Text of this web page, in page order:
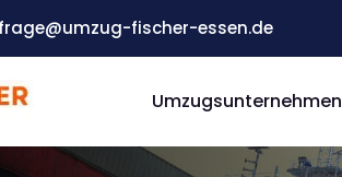
fischer-essen.de
Umzugsunternehmen